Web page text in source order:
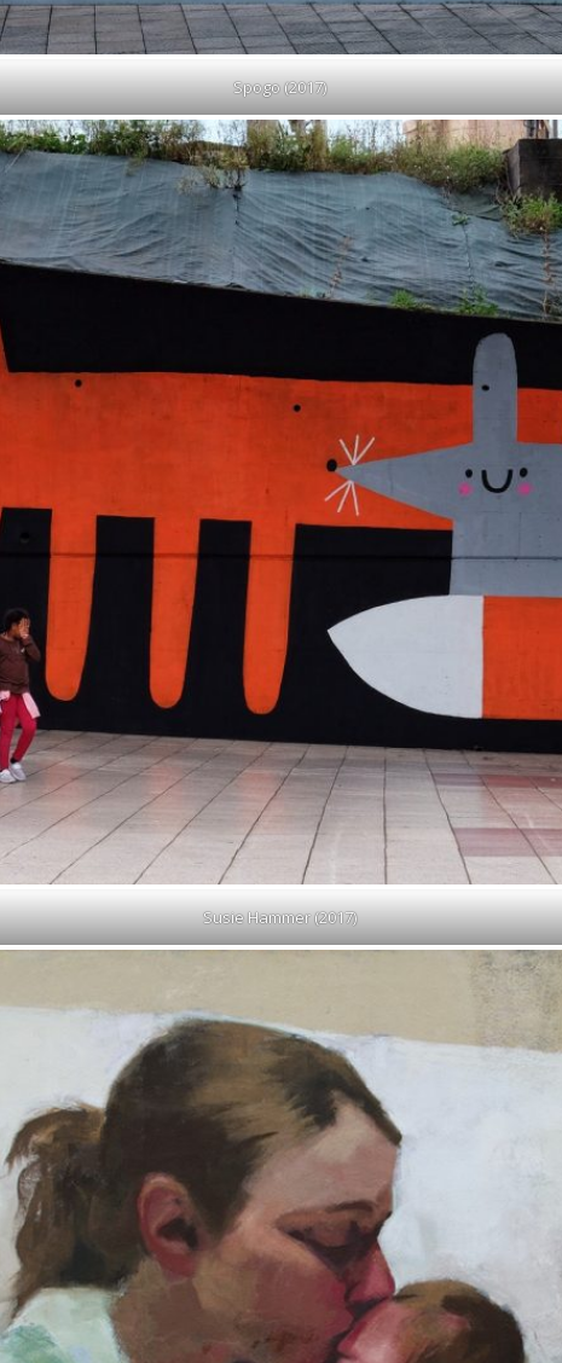
Spogo (2017)
Susie Hammer (2017)